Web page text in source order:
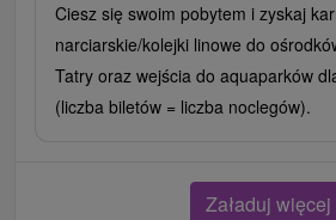
Ciesz się swoim pobytem i zyskaj
narciarskie/kolejki linowe do
Tatry oraz wejścia do aquaparków
(liczba biletów = liczba noclegów).
Załaduj więcej